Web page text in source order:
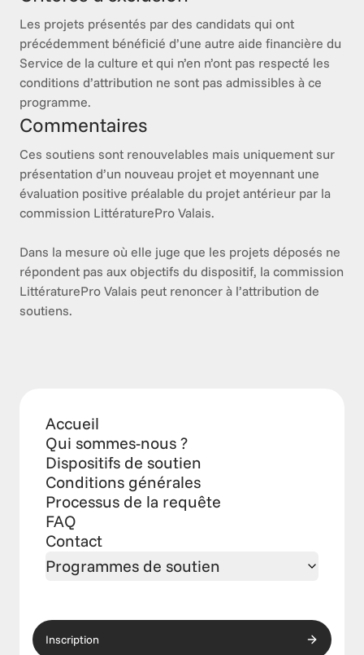
Les projets présentés par des candidats qui ont
précédemment bénéficié d’une autre aide financière du
Service de la culture et qui n’en n’ont pas respecté les
conditions d’attribution ne sont pas admissibles à ce
programme.
Commentaires
Ces soutiens sont renouvelables mais uniquement sur
présentation d’un nouveau projet et moyennant une
évaluation positive préalable du projet antérieur par la
commission LittératurePro Valais.
Dans la mesure où elle juge que les projets déposés ne
répondent pas aux objectifs du dispositif, la commission
LittératurePro Valais peut renoncer à l’attribution de
soutiens.
Accueil
Qui sommes-nous ?
Dispositifs de soutien
Conditions générales
Processus de la requête
FAQ
Contact
Programmes de soutien
Inscription